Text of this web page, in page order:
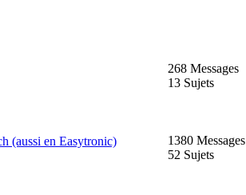
268 Messages
13 Sujets
(aussi en Easytronic)
1380 Messages
52 Sujets